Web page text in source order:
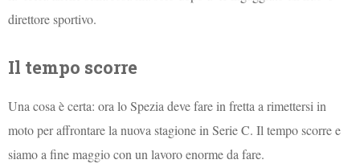
direttore sportivo.
Il tempo scorre
Una cosa è certa: ora lo Spezia deve fare in fretta a rimettersi in
moto per affrontare la nuova stagione in Serie C. Il tempo scorre e
siamo a fine maggio con un lavoro enorme da fare.